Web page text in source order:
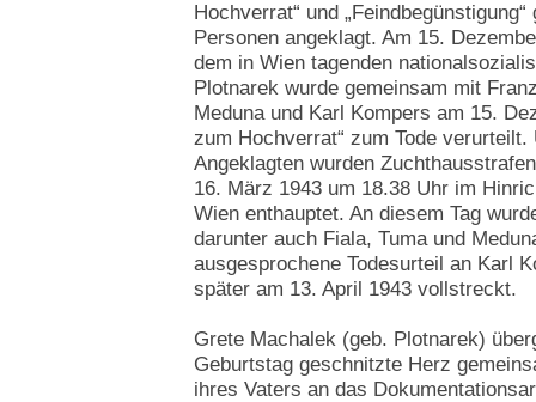
Hochverrat“ und
Personen angeklagt. Am 15.
dem in Wien tagenden
Plotnarek wurde gemeinsam mit
Meduna und Karl Kompers am 15.
zum Hochverrat“ zum Tode
Angeklagten wurden
16. März 1943 um 18.38 Uhr im
Wien enthauptet. An diesem Tag
darunter auch Fiala, Tuma und
ausgesprochene Todesurteil an Karl
später am 13. April 1943 vollstreckt.
Grete Machalek (geb. Plotnarek)
Geburtstag geschnitzte Herz
ihres Vaters an das